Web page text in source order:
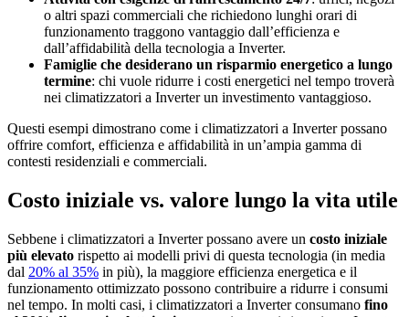
o altri spazi commerciali che richiedono lunghi orari di
funzionamento traggono vantaggio dall’efficienza e
dall’affidabilità della tecnologia a Inverter.
Famiglie che desiderano un risparmio energetico a lungo
termine: chi vuole ridurre i costi energetici nel tempo troverà
nei climatizzatori a Inverter un investimento vantaggioso.
Questi esempi dimostrano come i climatizzatori a Inverter possano
offrire comfort, efficienza e affidabilità in un’ampia gamma di
contesti residenziali e commerciali.
Costo iniziale vs. valore lungo la vita utile
Sebbene i climatizzatori a Inverter possano avere un costo iniziale
più elevato rispetto ai modelli privi di questa tecnologia (in media
dal 20% al 35% in più), la maggiore efficienza energetica e il
funzionamento ottimizzato possono contribuire a ridurre i consumi
nel tempo. In molti casi, i climatizzatori a Inverter consumano fino